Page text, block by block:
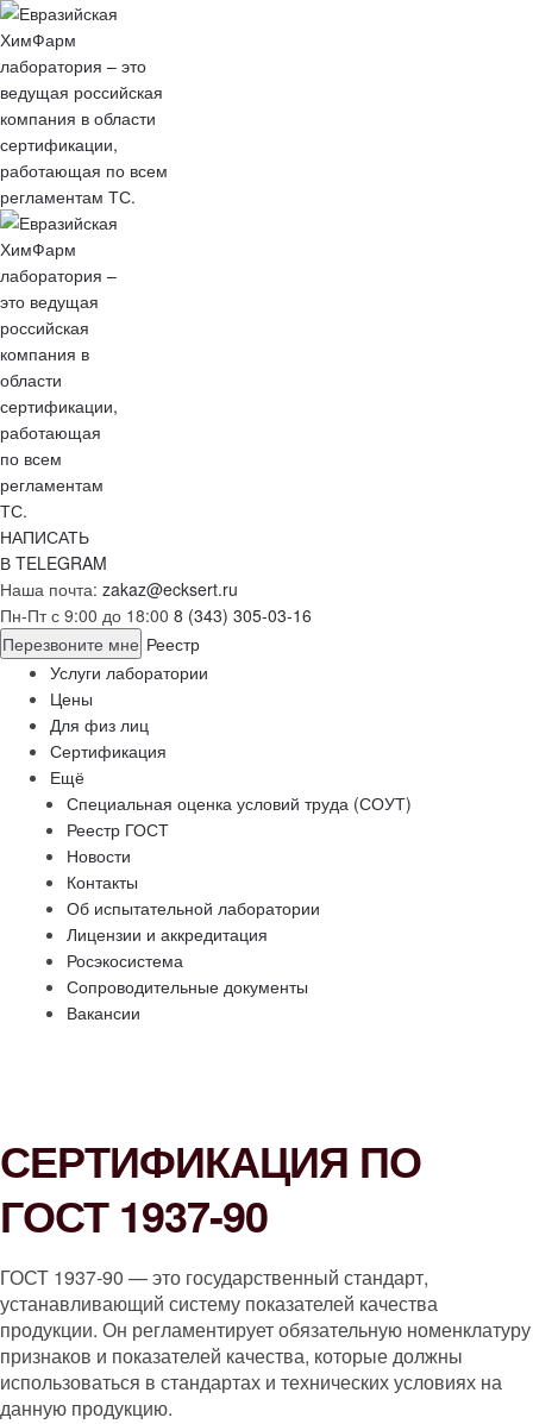
НАПИСАТЬ
В TELEGRAM
Наша почта: zakaz@ecksert.ru
Пн-Пт с 9:00 до 18:00 8 (343) 305-03-16
Перезвоните мне Реестр
Услуги лаборатории
Цены
Для физ лиц
Сертификация
Ещё
Специальная оценка условий труда (СОУТ)
Реестр ГОСТ
Новости
Контакты
Об испытательной лаборатории
Лицензии и аккредитация
Росэкосистема
Сопроводительные документы
Вакансии
СЕРТИФИКАЦИЯ ПО
ГОСТ 1937-90
ГОСТ 1937-90 — это государственный стандарт,
устанавливающий систему показателей качества
продукции. Он регламентирует обязательную номенклатуру
признаков и показателей качества, которые должны
использоваться в стандартах и технических условиях на
данную продукцию.